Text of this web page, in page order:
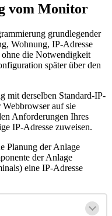
vom Monitor
grundlegender
, Wohnung, IP-Adresse
ohne die Notwendigkeit
später über den
mit derselben Standard-IP-
Webbrowser auf sie
Anforderungen Ihres
IP-Adresse zuweisen.
Planung der Anlage
der Anlage
) eine IP-Adresse